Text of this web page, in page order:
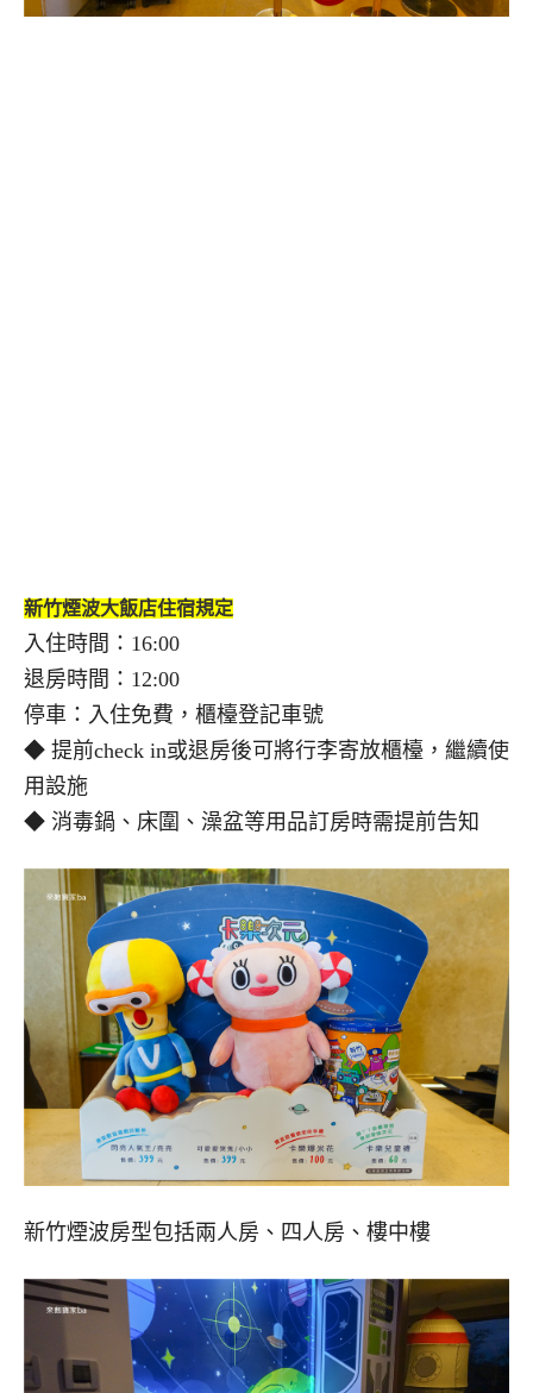
新竹煙波大飯店住宿規定
入住時間：16:00
退房時間：12:00
停車：入住免費，櫃檯登記車號
◆ 提前check in或退房後可將行李寄放櫃檯，繼續使
用設施
◆ 消毒鍋、床圍、澡盆等用品訂房時需提前告知
新竹煙波房型包括兩人房、四人房、樓中樓